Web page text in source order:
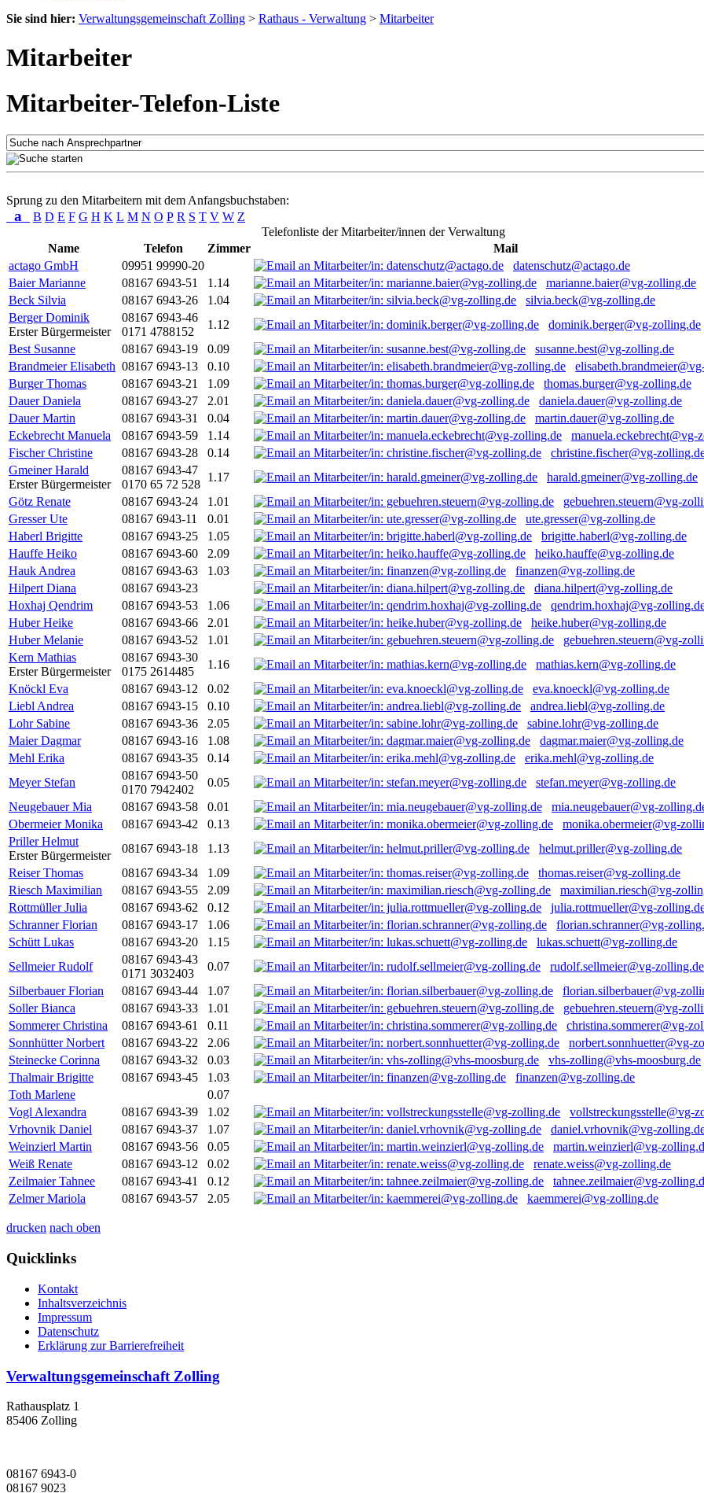
Sie sind hier: Verwaltungsgemeinschaft Zolling > Rathaus - Verwaltung > Mitarbeiter
Mitarbeiter
Mitarbeiter-Telefon-Liste
Sprung zu den Mitarbeitern mit dem Anfangsbuchstaben:
a B D E F G H K L M N O P R S T V W Z
Telefonliste der Mitarbeiter/innen der Verwaltung
Name
Telefon Zimmer
Mail
actago GmbH
09951 99990-20
datenschutz@actago.de
Baier Marianne
08167 6943-51 1.14
marianne.baier@vg-zolling.de
Beck Silvia
08167 6943-26 1.04
silvia.beck@vg-zolling.de
Berger Dominik
Erster Bürgermeister
08167 6943-46
0171 4788152
1.12
dominik.berger@vg-zolling.de
Best Susanne
08167 6943-19 0.09
susanne.best@vg-zolling.de
Brandmeier Elisabeth 08167 6943-13 0.10
Burger Thomas
08167 6943-21 1.09
thomas.burger@vg-zolling.de
Dauer Daniela
08167 6943-27 2.01
daniela.dauer@vg-zolling.de
Dauer Martin
08167 6943-31 0.04
martin.dauer@vg-zolling.de
Eckebrecht Manuela
08167 6943-59 1.14
manuela.eckebrecht@vg-
Fischer Christine
08167 6943-28 0.14
christine.fischer@vg-
Gmeiner Harald
Erster Bürgermeister
08167 6943-47
0170 65 72 528
1.17
harald.gmeiner@vg-zolling.de
Götz Renate
08167 6943-24 1.01
gebuehren.steuern@vg-
Gresser Ute
08167 6943-11 0.01
ute.gresser@vg-zolling.de
Haberl Brigitte
08167 6943-25 1.05
brigitte.haberl@vg-zolling.de
Hauffe Heiko
08167 6943-60 2.09
heiko.hauffe@vg-zolling.de
Hauk Andrea
08167 6943-63 1.03
finanzen@vg-zolling.de
Hilpert Diana
08167 6943-23
diana.hilpert@vg-zolling.de
Hoxhaj Qendrim
08167 6943-53 1.06
qendrim.hoxhaj@vg-
Huber Heike
08167 6943-66 2.01
heike.huber@vg-zolling.de
Huber Melanie
08167 6943-52 1.01
gebuehren.steuern@vg-
Kern Mathias
Erster Bürgermeister
08167 6943-30
0175 2614485
1.16
mathias.kern@vg-zolling.de
Knöckl Eva
08167 6943-12 0.02
eva.knoeckl@vg-zolling.de
Liebl Andrea
08167 6943-15 0.10
andrea.liebl@vg-zolling.de
Lohr Sabine
08167 6943-36 2.05
sabine.lohr@vg-zolling.de
Maier Dagmar
08167 6943-16 1.08
dagmar.maier@vg-zolling.de
Mehl Erika
08167 6943-35 0.14
erika.mehl@vg-zolling.de
Meyer Stefan
08167 6943-50
0170 7942402
0.05
stefan.meyer@vg-zolling.de
Neugebauer Mia
08167 6943-58 0.01
mia.neugebauer@vg-
Obermeier Monika
08167 6943-42 0.13
monika.obermeier@vg-
Priller Helmut
Erster Bürgermeister
08167 6943-18 1.13
helmut.priller@vg-zolling.de
Reiser Thomas
08167 6943-34 1.09
thomas.reiser@vg-zolling.de
Riesch Maximilian
08167 6943-55 2.09
maximilian.riesch@vg-
Rottmüller Julia
08167 6943-62 0.12
julia.rottmueller@vg-
Schranner Florian
08167 6943-17 1.06
florian.schranner@vg-
Schütt Lukas
08167 6943-20 1.15
lukas.schuett@vg-zolling.de
Sellmeier Rudolf
08167 6943-43
0171 3032403
0.07
rudolf.sellmeier@vg-zolling.de
Silberbauer Florian
08167 6943-44 1.07
florian.silberbauer@vg-
Soller Bianca
08167 6943-33 1.01
gebuehren.steuern@vg-
Sommerer Christina
08167 6943-61 0.11
christina.sommerer@vg-
Sonnhütter Norbert
08167 6943-22 2.06
norbert.sonnhuetter@vg-
Steinecke Corinna
08167 6943-32 0.03
vhs-zolling@vhs-moosburg.de
Thalmair Brigitte
08167 6943-45 1.03
finanzen@vg-zolling.de
Toth Marlene
0.07
Vogl Alexandra
08167 6943-39 1.02
vollstreckungsstelle@vg-
Vrhovnik Daniel
08167 6943-37 1.07
daniel.vrhovnik@vg-
Weinzierl Martin
08167 6943-56 0.05
martin.weinzierl@vg-
Weiß Renate
08167 6943-12 0.02
renate.weiss@vg-zolling.de
Zeilmaier Tahnee
08167 6943-41 0.12
tahnee.zeilmaier@vg-
Zelmer Mariola
08167 6943-57 2.05 kaemmerei@vg-zolling.de
drucken nach oben
Quicklinks
Kontakt
Inhaltsverzeichnis
Impressum
Datenschutz
Erklärung zur Barrierefreiheit
Verwaltungsgemeinschaft Zolling
Rathausplatz 1
85406 Zolling
08167 6943-0
08167 9023